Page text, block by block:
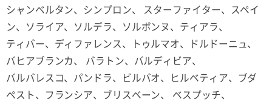
シャンベルタン、シンプロン、 スターファイター、スペイ
ン、ソライア、ソルデラ、ソルボンヌ、ティアラ、
ティバー、ディファレンス、トゥルマオ、ドルドーニュ、
バヒアブランカ、 バラトン、バルディビア、
バルバレスコ、パンドラ、ビルバオ、ヒルベティア、ブダ
ペスト、フランシア、ブリスベーン、 ベスプッチ、